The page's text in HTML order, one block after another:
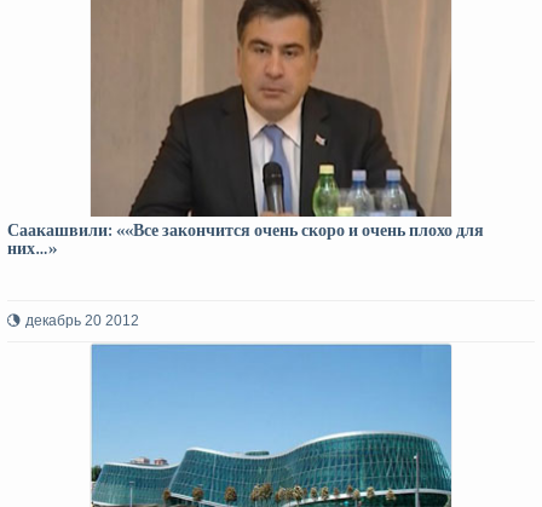
Саакашвили: ««Все закончится очень скоро и очень плохо для
них…»
декабрь 20 2012